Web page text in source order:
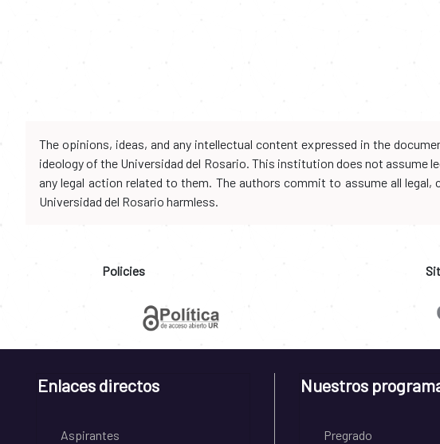
The opinions, ideas, and any intellectual content expressed in the
ideology of the Universidad del Rosario. This institution does not assume
any legal action related to them. The authors commit to assume all
Universidad del Rosario harmless.
Policies
Enlaces directos
Aspirantes
Nuestros
Pregrado